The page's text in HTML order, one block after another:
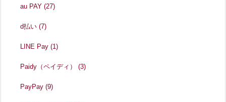
au PAY(27)
d払い(7)
LINE Pay(1)
Paidy（ペイディ）(3)
PayPay(9)